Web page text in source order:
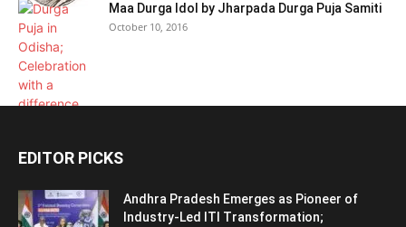
Maa Durga Idol by Jharpada Durga Puja Samiti
October 10, 2016
EDITOR PICKS
Andhra Pradesh Emerges as Pioneer of
Industry-Led ITI Transformation;